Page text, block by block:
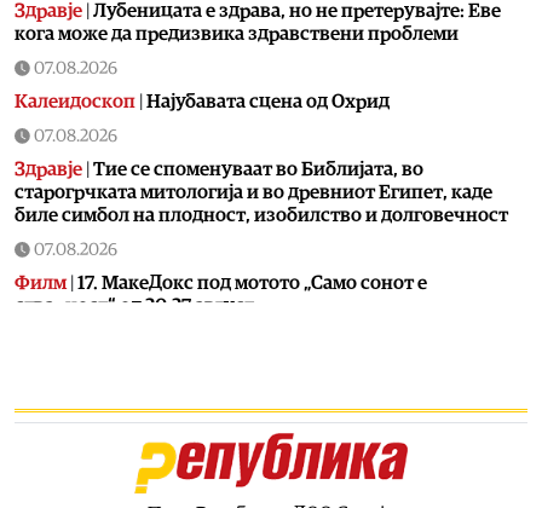
Здравје Лубеницата е здрава, но не претерувајте: Еве
кога може да предизвика здравствени проблеми
07.08.2026
Калеидоскоп Најубавата сцена од Охрид
07.08.2026
Здравје Тие се споменуваат во Библијата, во
старогрчката митологија и во древниот Египет, каде
биле симбол на плодност, изобилство и долговечност
07.08.2026
Филм| 17. МакеДокс под мотото „Само сонот е
стварност“ од 20-27 август
12 се изгаснати
Лозано, Тони Зен и Два бона викендов на С.О.С.